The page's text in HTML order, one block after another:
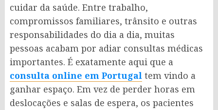
cuidar da saúde. Entre trabalho,
compromissos familiares, trânsito e outras
responsabilidades do dia a dia, muitas
pessoas acabam por adiar consultas médicas
importantes. É exatamente aqui que a
consulta online em Portugal tem vindo a
ganhar espaço. Em vez de perder horas em
deslocações e salas de espera, os pacientes